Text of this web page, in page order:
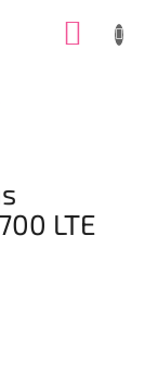
LTE